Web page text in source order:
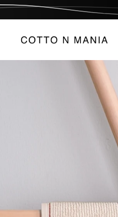
İçeriğe geç